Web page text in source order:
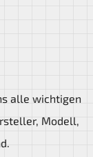
alle wichtigen
Modell,